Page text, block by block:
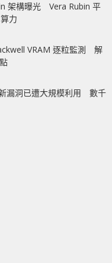
架構曝光 Vera Rubin 平
力
VRAM 逐粒監測 解
漏洞已遭大規模利用 數千